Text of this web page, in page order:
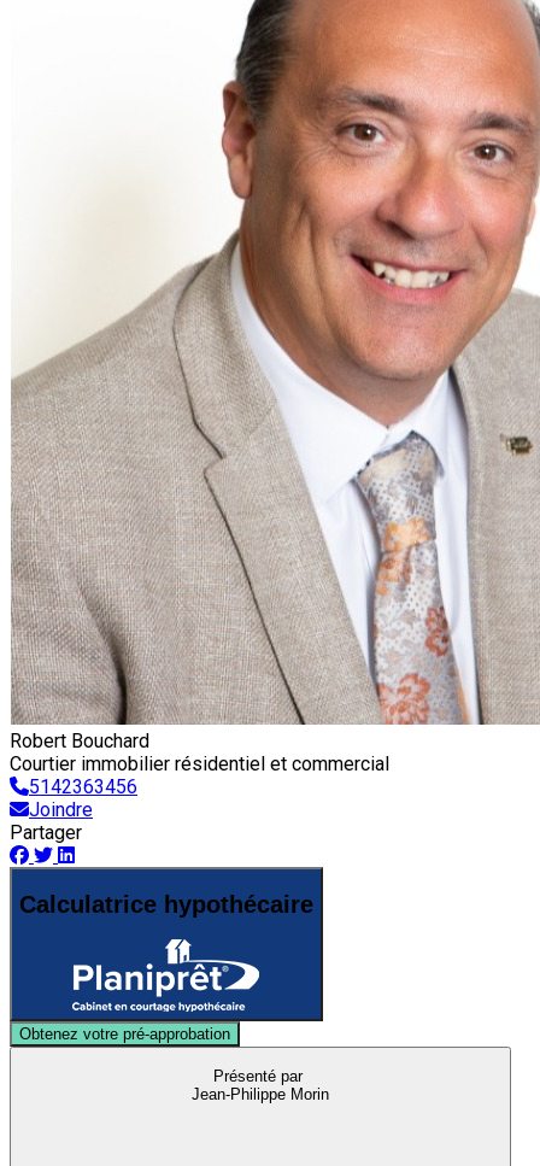
Robert Bouchard
Courtier immobilier résidentiel et commercial
5142363456
Joindre
Partager
Calculatrice hypothécaire
Obtenez votre pré-approbation
Présenté par
Jean-Philippe Morin